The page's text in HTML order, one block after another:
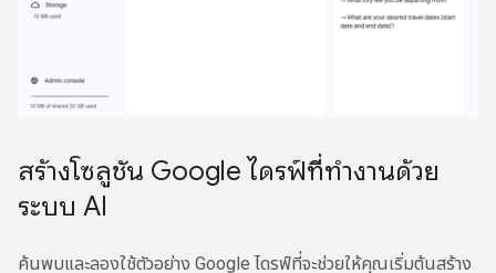
สร้างโซลูชัน Google ไดรฟ์ที่ทำงานด้วย
ระบบ AI
ค้นพบและลองใช้ตัวอย่าง Google ไดรฟ์ที่จะช่วยให้คุณเริ่มต้นสร้าง